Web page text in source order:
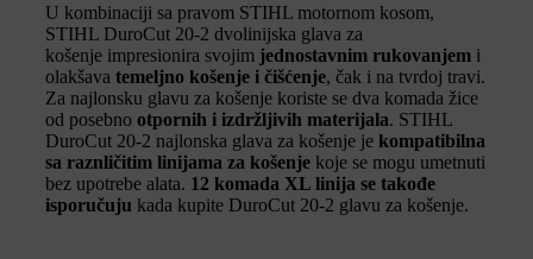
U kombinaciji sa pravom STIHL motornom kosom,
STIHL DuroCut 20-2 dvolinijska glava za
košenje impresionira svojim jednostavnim rukovanjem i
olakšava temeljno košenje i čišćenje, čak i na tvrdoj travi.
Za najlonsku glavu za košenje koriste se dva komada žice
od posebno otpornih i izdržljivih materijala. STIHL
DuroCut 20-2 najlonska glava za košenje je kompatibilna
sa raznličitim linijama za košenje koje se mogu umetnuti
bez upotrebe alata. 12 komada XL linija se takođe
isporučuju kada kupite DuroCut 20-2 glavu za košenje.